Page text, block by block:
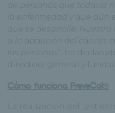
de personas que todavía
la enfermedad y que aún
que se desarrolle.
a la aparición del cáncer,
las personas
”, ha
directora general y
Cómo funciona PreveCol®
La realización del test es